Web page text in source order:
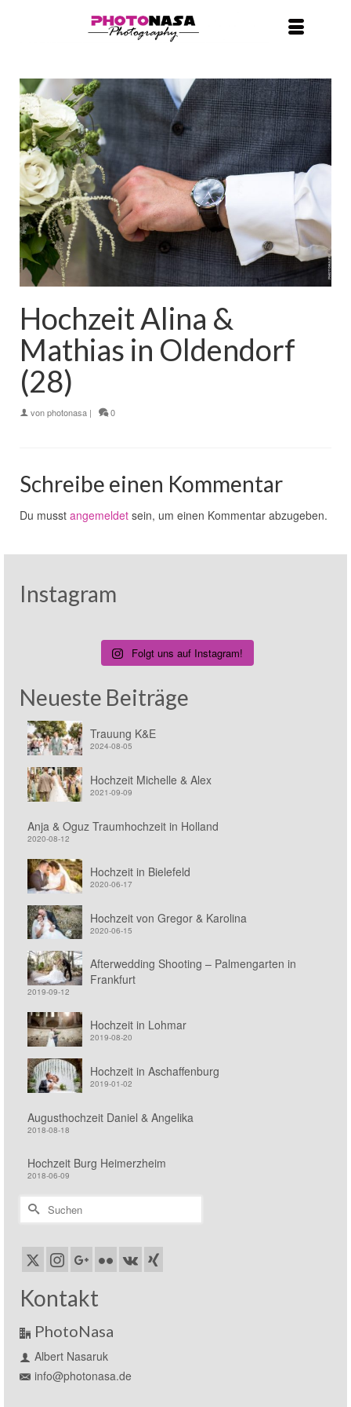
Hochzeit Alina &
Mathias in Oldendorf
(28)
vonphotonasa | 0
Schreibe einen Kommentar
Du musst angemeldet sein, um einen Kommentar abzugeben.
Instagram
Folgt uns auf Instagram!
Neueste Beiträge
Trauung K&E
2024-08-05
Hochzeit Michelle & Alex
2021-09-09
Anja & Oguz Traumhochzeit in Holland
2020-08-12
Hochzeit in Bielefeld
2020-06-17
Hochzeit von Gregor & Karolina
2020-06-15
Afterwedding Shooting – Palmengarten in
Frankfurt
2019-09-12
Hochzeit in Lohmar
2019-08-20
Hochzeit in Aschaffenburg
2019-01-02
Augusthochzeit Daniel & Angelika
2018-08-18
Hochzeit Burg Heimerzheim
2018-06-09
Suchen
nach:
Kontakt
PhotoNasa
Albert Nasaruk
info@photonasa.de